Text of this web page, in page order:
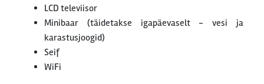
LCD televiisor
Minibaar (täidetakse igapäevaselt - vesi ja
karastusjoogid)
Seif
WiFi